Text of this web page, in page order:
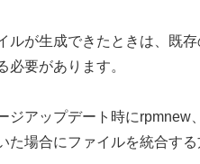
ルが生成できたときは、既
必要があります。
ジアップデート時に
た場合にファイルを統合する